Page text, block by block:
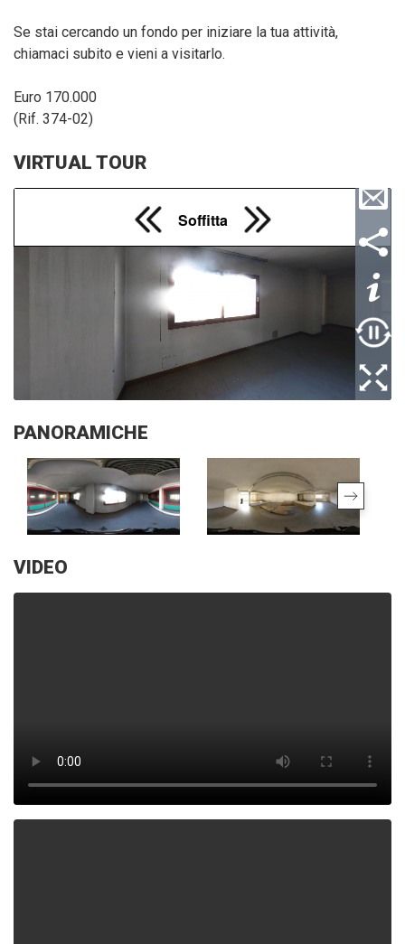
Se stai cercando un fondo per iniziare la tua attività,
chiamaci subito e vieni a visitarlo.
Euro 170.000
(Rif. 374-02)
VIRTUAL TOUR
PANORAMICHE
VIDEO